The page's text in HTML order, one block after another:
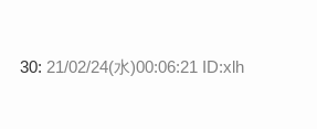
30: 21/02/24(水)00:06:21 ID:xlh